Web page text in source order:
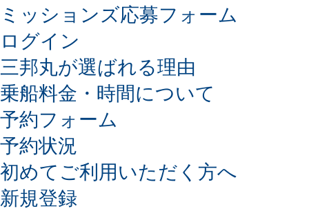
ミッションズ応募フォーム
ログイン
三邦丸が選ばれる理由
乗船料金・時間について
予約フォーム
予約状況
初めてご利用いただく方へ
新規登録